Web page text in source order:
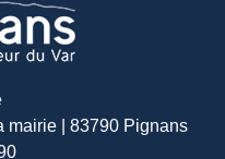
mairie | 83790 Pignans